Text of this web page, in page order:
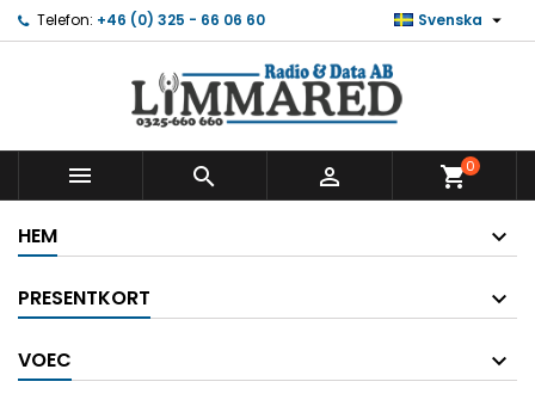
Telefon: +46 (0) 325 - 66 06 60 Svenska 
   shopping_cart0
HEM
PRESENTKORT
VOEC